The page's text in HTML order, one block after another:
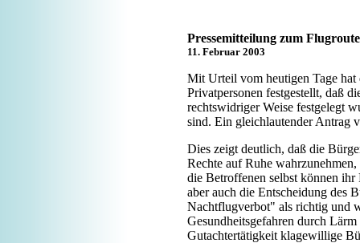
Pressemitteilung zum
11. Februar 2003
Mit Urteil vom heutigen Tage hat
Privatpersonen festgestellt, daß
rechtswidriger Weise festgelegt
sind. Ein gleichlautender Antrag
Dies zeigt deutlich, daß die
Rechte auf Ruhe
die Betroffenen selbst können
aber auch die Entscheidung des
Nachtflugverbot" als richtig und
Gesundheitsgefahren durch
Gutachtertätigkeit klagewillige